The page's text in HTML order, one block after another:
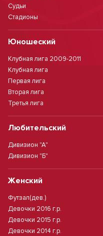
Судьи
Стадионы
Юношеский
Клубная лига 2009-2011
Клубная лига
Первая лига
Вторая лига
Третья лига
Любительский
Дивизион "А"
Дивизион "Б"
Женский
Футзал(дев.)
Девочки 2016 г.р.
Девочки 2015 г.р.
Девочки 2014 г.р.